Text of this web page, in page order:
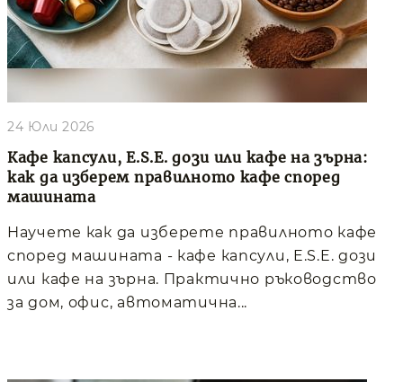
Кафе капсули, E.S.E. дози или кафе на зърна:
как да изберем правилното кафе според
машината
24 Юли 2026
Научете как да изберете правилното кафе
според машината - кафе капсули, E.S.E. дози
или кафе на зърна. Практично ръководство
за дом, офис, автоматична...